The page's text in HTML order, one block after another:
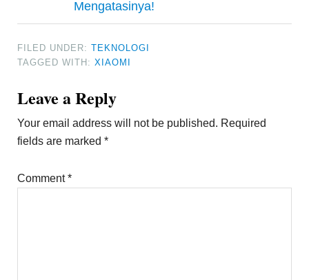
Mengatasinya!
FILED UNDER:TEKNOLOGI
TAGGED WITH:XIAOMI
Reader
Interactions
Leave a Reply
Your email address will not be published. Required
fields are marked*
Comment*